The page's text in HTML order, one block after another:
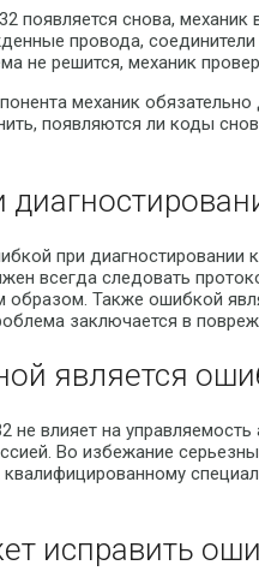
появляется снова,
провода,
не решится, механик
механик
появляются ли коды
при диагностировании
всегда следовать
Также ошибкой
заключается в
является
влияет на
Во избежание
исправить